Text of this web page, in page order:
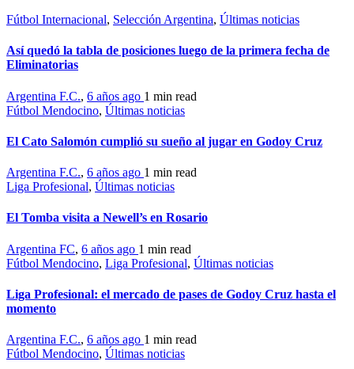
Fútbol Internacional, Selección Argentina, Últimas noticias
Así quedó la tabla de posiciones luego de la primera fecha de
Eliminatorias
Argentina F.C., 6 años ago 1 min read
Fútbol Mendocino, Últimas noticias
El Cato Salomón cumplió su sueño al jugar en Godoy Cruz
Argentina F.C., 6 años ago 1 min read
Liga Profesional, Últimas noticias
El Tomba visita a Newell’s en Rosario
Argentina FC, 6 años ago 1 min read
Fútbol Mendocino, Liga Profesional, Últimas noticias
Liga Profesional: el mercado de pases de Godoy Cruz hasta el
momento
Argentina F.C., 6 años ago 1 min read
Fútbol Mendocino, Últimas noticias